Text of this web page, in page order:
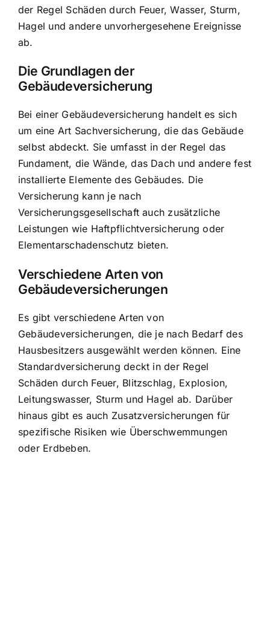
der Regel Schäden durch Feuer, Wasser, Sturm,
Hagel und andere unvorhergesehene Ereignisse
ab.
Die Grundlagen der
Gebäudeversicherung
Bei einer Gebäudeversicherung handelt es sich
um eine Art Sachversicherung, die das Gebäude
selbst abdeckt. Sie umfasst in der Regel das
Fundament, die Wände, das Dach und andere fest
installierte Elemente des Gebäudes. Die
Versicherung kann je nach
Versicherungsgesellschaft auch zusätzliche
Leistungen wie Haftpflichtversicherung oder
Elementarschadenschutz bieten.
Verschiedene Arten von
Gebäudeversicherungen
Es gibt verschiedene Arten von
Gebäudeversicherungen, die je nach Bedarf des
Hausbesitzers ausgewählt werden können. Eine
Standardversicherung deckt in der Regel
Schäden durch Feuer, Blitzschlag, Explosion,
Leitungswasser, Sturm und Hagel ab. Darüber
hinaus gibt es auch Zusatzversicherungen für
spezifische Risiken wie Überschwemmungen
oder Erdbeben.